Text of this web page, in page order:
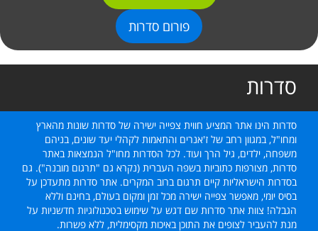
פורום סדרות
סדרות
סדרות הינו אתר המציע חווית צפייה ישירה של סדרות שונות מהארץ
ומחו"ל, במגוון רחב של ז'אנרים והתאמות לקהלי יעד שונים, בניהם
משפחה, ילדים, גיל הרך ועוד. לכל הסדרות מחו"ל הנמצאות באתר
סדרות, מצורפות כתוביות בשפה העברית (נקרא גם "תרגום מובנה"). גם
בסדרות הישראליות קיים תרגום ברוב המקרים. אתר סדרות מתעדכן על
בסיס יומי, מאפשר צפייה ישירה מכל זמן ומקום בעולם, בחינם וללא
הגבלה! צוות אתר סדרות שם דגש על שימוש בטכנולוגיות חדשניות על
מנת להעביר לצופים את התוכן באיכות מקסימלית, ללא פשרות.